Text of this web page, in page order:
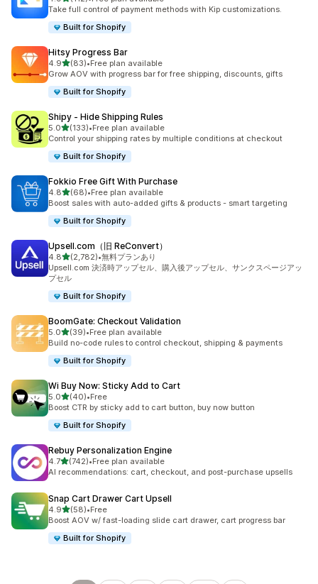
合計レビュー数：112件
Take full control of payment methods with Kip customizations.
Built for Shopify
Hitsy Progress Bar
4.95つ星中
(83)
合計レビュー数：83件
•Free plan available
Grow AOV with progress bar for free shipping, discounts, gifts
Built for Shopify
Shipy ‑ Hide Shipping Rules
5.05つ星中
(133)
合計レビュー数：133件
•Free plan available
Control your shipping rates by multiple conditions at checkout
Built for Shopify
Fokkio Free Gift With Purchase
4.85つ星中
(68)
合計レビュー数：68件
•Free plan available
Boost sales with auto-added gifts & products - smart targeting
Built for Shopify
Upsell.com（旧 ReConvert）
4.85つ星中
(2,782)
合計レビュー数：2782件
•無料プランあり
Upsell.com 決済時アップセル、購入後アップセル、サンクスページアッ
プセル
Built for Shopify
BoomGate: Checkout Validation
5.05つ星中
(39)
合計レビュー数：39件
•Free plan available
Build no-code rules to control checkout, shipping & payments
Built for Shopify
Wi Buy Now: Sticky Add to Cart
5.05つ星中
(40)
合計レビュー数：40件
•Free
Boost CTR by sticky add to cart button, buy now button
Built for Shopify
Rebuy Personalization Engine
4.75つ星中
(742)
合計レビュー数：742件
•Free plan available
AI recommendations: cart, checkout, and post-purchase upsells
Snap Cart Drawer Cart Upsell
4.95つ星中
(58)
合計レビュー数：58件
•Free
Boost AOV w/ fast-loading slide cart drawer, cart progress bar
Built for Shopify